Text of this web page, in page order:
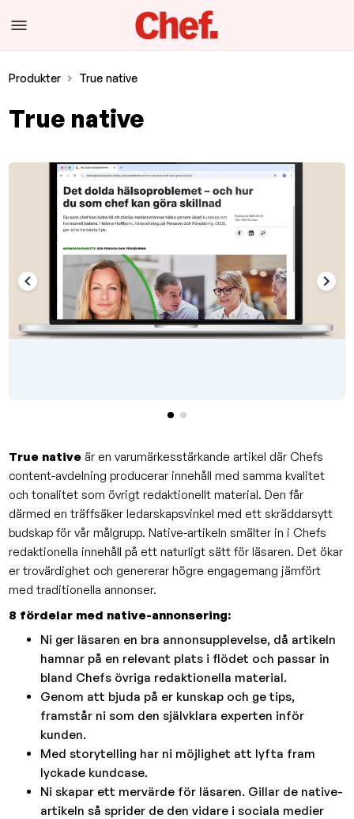
Produkter True native
True native
True native är en varumärkesstärkande artikel där Chefs
content-avdelning producerar innehåll med samma kvalitet
och tonalitet som övrigt redaktionellt material. Den får
därmed en träffsäker ledarskapsvinkel med ett skräddarsytt
budskap för vår målgrupp. Native-artikeln smälter in i Chefs
redaktionella innehåll på ett naturligt sätt för läsaren. Det ökar
er trovärdighet och genererar högre engagemang jämfört
med traditionella annonser.
8 fördelar med native-annonsering:
Ni ger läsaren en bra annonsupplevelse, då artikeln
hamnar på en relevant plats i flödet och passar in
bland Chefs övriga redaktionella material.
Genom att bjuda på er kunskap och ge tips,
framstår ni som den självklara experten inför
kunden.
Med storytelling har ni möjlighet att lyfta fram
lyckade kundcase.
Ni skapar ett mervärde för läsaren. Gillar de native-
artikeln så sprider de den vidare i sociala medier